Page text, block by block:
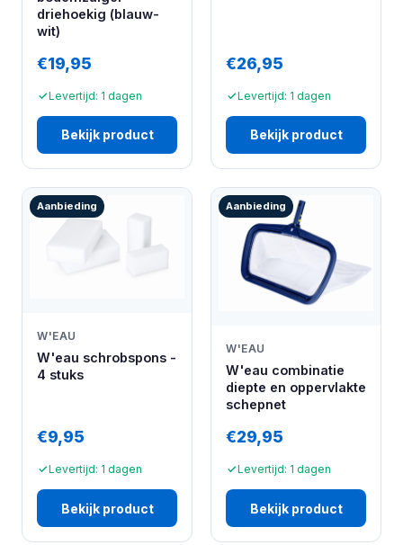
driehoekig (blauw-
wit)
€19,95
Levertijd: 1 dagen
Bekijk product
€26,95
Levertijd: 1 dagen
Bekijk product
Aanbieding
W'EAU
W'eau schrobspons -
4 stuks
€9,95
Levertijd: 1 dagen
Bekijk product
Aanbieding
W'EAU
W'eau combinatie
diepte en oppervlakte
schepnet
€29,95
Levertijd: 1 dagen
Bekijk product